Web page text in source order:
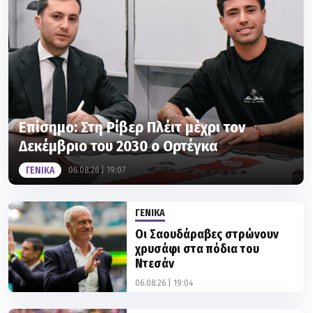
Επίσημο: Στη Ρίβερ Πλέιτ μέχρι τον
Δεκέμβριο του 2030 ο Ορτέγκα
ΓΕΝΙΚΑ 06.08.26 | 19:07
ΓΕΝΙΚΑ
Οι Σαουδάραβες στρώνουν
χρυσάφι στα πόδια του
Ντεσάν
06.08.26 | 19:04